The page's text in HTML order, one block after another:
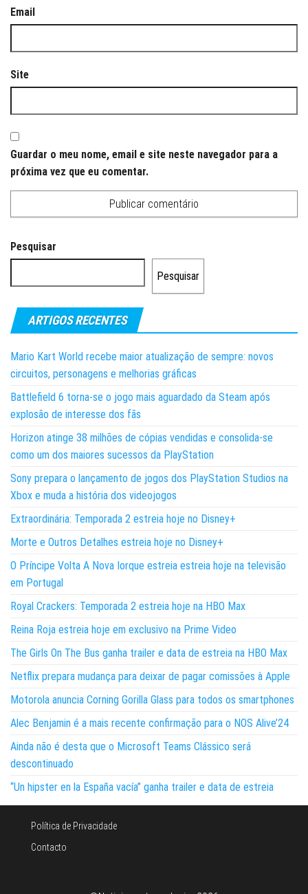
Email
Site
Guardar o meu nome, email e site neste navegador para a
próxima vez que eu comentar.
Pesquisar
Pesquisar
ARTIGOS RECENTES
Mario Kart World recebe maior atualização de sempre: novos
circuitos, personagens e melhorias gráficas
Battlefield 6 torna-se o jogo mais aguardado da Steam após
explosão de interesse dos fãs
Horizon atinge 38 milhões de cópias vendidas e consolida-se
como um dos maiores sucessos da PlayStation
Sony prepara o lançamento de jogos dos PlayStation Studios na
Xbox e muda a história dos videojogos
Extraordinária: Temporada 2 estreia hoje no Disney+
Morte e Outros Detalhes estreia hoje no Disney+
O Príncipe Volta A Nova Iorque estreia estreia hoje na televisão
em Portugal
Royal Crackers: Temporada 2 estreia hoje na HBO Max
Reina Roja estreia hoje em exclusivo na Prime Video
The Girls On The Bus ganha trailer e data de estreia na HBO Max
Netflix prepara mudança para deixar de pagar comissões à Apple
Motorola anuncia Corning Gorilla Glass para todos os smartphones
Alec Benjamin é a mais recente confirmação para o NOS Alive’24
Ainda não é desta que o Microsoft Teams Clássico será
descontinuado
“Un hipster en la España vacía” ganha trailer e data de estreia
Política de Privacidade
Contacto